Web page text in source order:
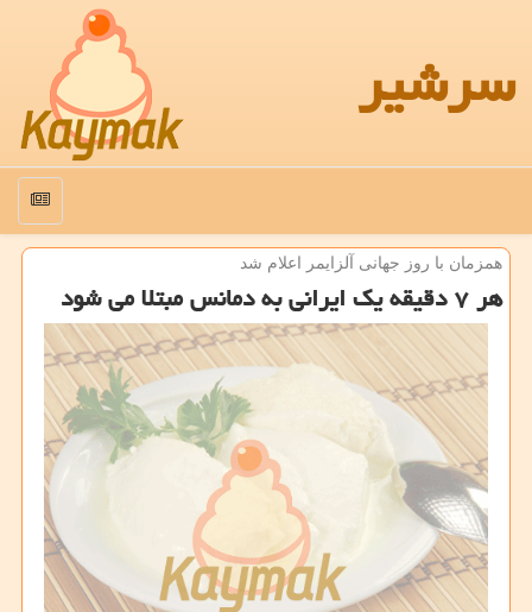
سرشیر
منو
همزمان با روز جهانی آلزایمر اعلام شد
هر ۷ دقیقه یك ایرانی به دمانس مبتلا می شود